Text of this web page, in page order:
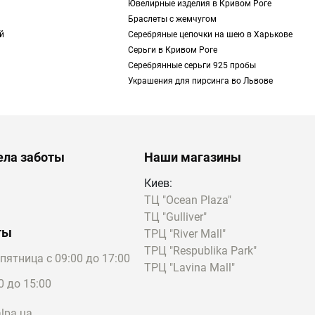
часто применяются
множеством
уникальных
инкрустируют
как серебра, так и
Ювелирные изделия в Кривом Роге
Браслеты с жемчугом
Серебряные цепочки на шею в Харькове
Серьги в Кривом Роге
Серебрянные серьги 925 пробы
Украшения для пирсинга во Львове
заботы
с 09:00 до 17:00
до 15:00
Наши магазины
Киев:
ТЦ "Ocean Plaza"
ТЦ "Gulliver"
ТРЦ "River Mall"
ТРЦ "Respublika Park"
ТРЦ "Lavina Mall"